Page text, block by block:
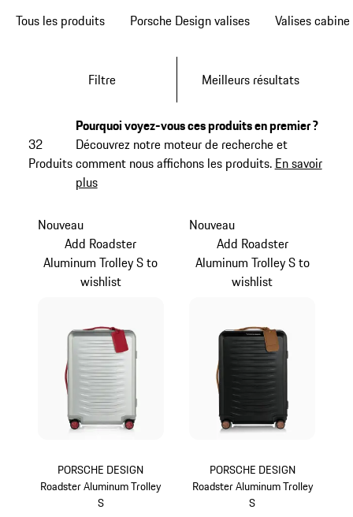
Tous les produits
Porsche Design valises Valises cabine
Filtre Meilleurs résultats
32
Produits
Pourquoi voyez-vous ces produits en premier ?
Découvrez notre moteur de recherche et
comment nous affichons les produits. En savoir
plus
PORSCHE DESIGN
Roadster Aluminum Trolley
S
Nouveau
Add Roadster
Aluminum Trolley S to
wishlist
PORSCHE DESIGN
Roadster Aluminum Trolley
S
Nouveau
Add Roadster
Aluminum Trolley S to
wishlist